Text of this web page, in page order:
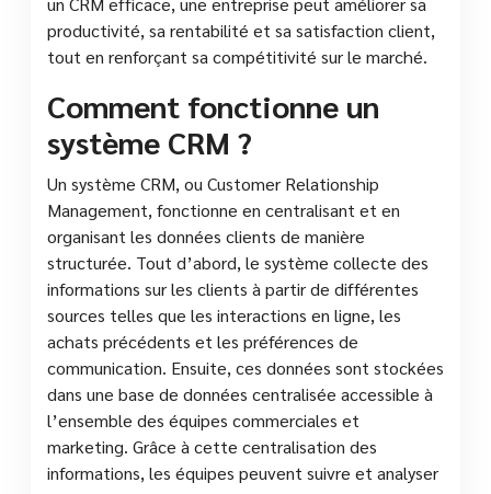
productivité, sa rentabilité et sa satisfaction client,
tout en renforçant sa compétitivité sur le marché.
Comment fonctionne un
système CRM ?
Un système CRM, ou Customer Relationship
Management, fonctionne en centralisant et en
organisant les données clients de manière
structurée. Tout d’abord, le système collecte des
informations sur les clients à partir de différentes
sources telles que les interactions en ligne, les
achats précédents et les préférences de
communication. Ensuite, ces données sont stockées
dans une base de données centralisée accessible à
l’ensemble des équipes commerciales et
marketing. Grâce à cette centralisation des
informations, les équipes peuvent suivre et analyser